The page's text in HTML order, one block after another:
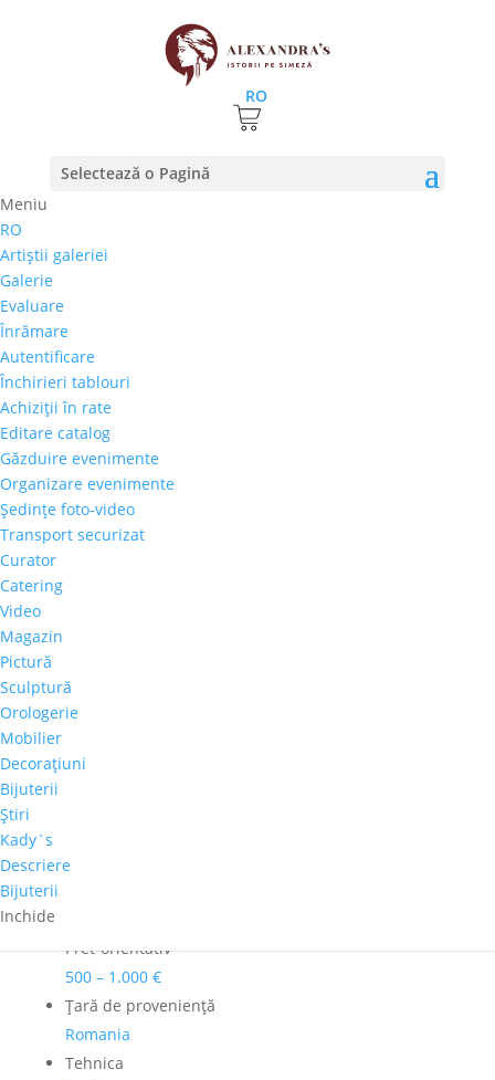
RO
Selectează o Pagină
Meniu
RO
Artiştii galeriei
Galerie
Evaluare
Înrămare
Autentificare
Închirieri tablouri
Achiziţii în rate
Editare catalog
Găzduire evenimente
Organizare evenimente
Şedinţe foto-video
Transport securizat
Curator
Catering
Video
Magazin
Pictură
Sculptură
Orologerie
Mobilier
Decoraţiuni
Bijuterii
Ştiri
Kady`s
Descriere
Bijuterii
Inchide
Prima pagină⚊Magazin
Răzvan Stanciu – „Portret
de Femeie”
800,00
Selectează rata |
3 luni
6 luni
9 luni
12 luni
Cantitate
Răzvan
Stanciu
"Portret
de
Femeie"
Comandă telefonică!
Culoare dominanta
Dimensiuni
2001-2020
Pret-orientativ
500 – 1.000 €
Ţară de provenienţă
Romania
Tehnica